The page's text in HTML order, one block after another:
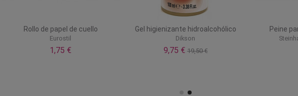
Rollo de papel de cuello
Eurostil
1,75 €
Gel higienizante hidroalcohólico
Dikson
9,75 € 19,50 €
Peine